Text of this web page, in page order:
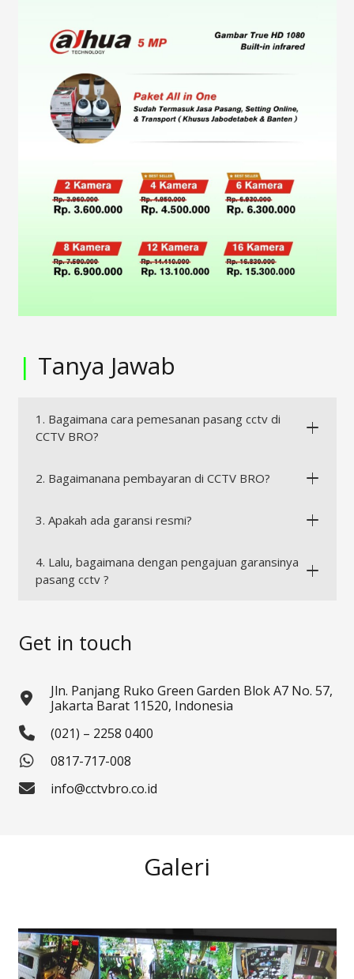
| Tanya Jawab
1. Bagaimana cara pemesanan pasang cctv di
CCTV BRO?
2. Bagaimanana pembayaran di CCTV BRO?
3. Apakah ada garansi resmi?
4. Lalu, bagaimana dengan pengajuan garansinya
pasang cctv ?
Get in touch
Jln. Panjang Ruko Green Garden Blok A7 No. 57,
Jakarta Barat 11520, Indonesia
(021) – 2258 0400
0817-717-008
info@cctvbro.co.id
Galeri